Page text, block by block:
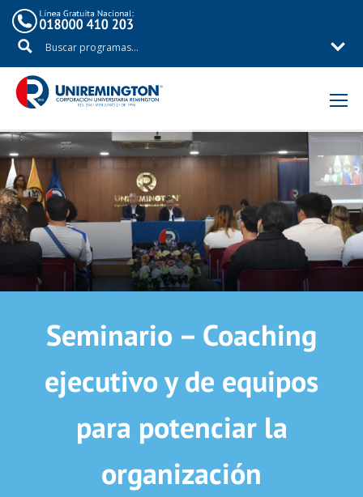
Seminario – Coaching
ejecutivo y de equipos
para potenciar la
organización